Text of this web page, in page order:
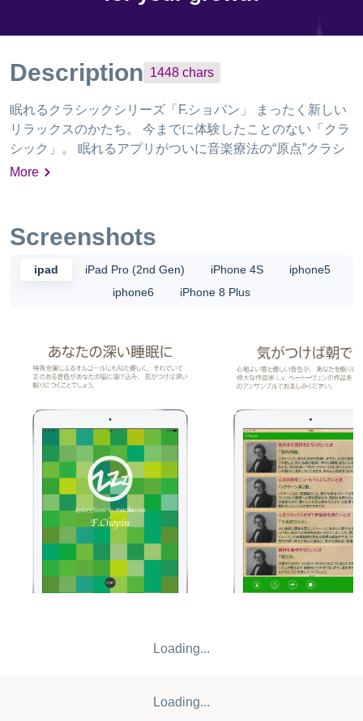
Description 1448 chars
眠れるクラシックシリーズ「F.ショパン」 まったく新しい
リラックスのかたち。 今までに体験したことのない「クラ
シック」。 眠れるアプリがついに音楽療法の“原点”クラシ
ック音楽と融合しました。 このアプリは、digiart,Inc.の開
----------------- （収録曲） --------------------------------------------------
--------- （１）別れの曲 （２）ノクターン第2番 （３）子犬
のワルツ （４）雨だれ （５）ノクターン第8番 （６）ノク
ターン第9番 （７）ワルツ第9番 （８）エオリアン・ハー
や心身に影響を及ぼす音に関するさまざまな技術を結集し
た「meditone Core Technology」をもとに、フランス音楽
療法の現場において効果が認められているクラシックの楽
効果を得られるトーンに再構築しています。 【音色】 世界
でもほんの僅かしか採掘されない希少な金属のなかから、
打ち鳴らした際に発生するα波が特に高いものを厳選して
作られた特殊な音板によって奏でられる音を採用してお
り、聴く人のココロとカラダに高い浸透率でしみこんでい
きます。 【速度】 主に神経への影響を考慮して調整が重ね
られています。研究の結果、そうしたトーンには自律神経
失調症やPMS（月経前症候群）などの諸症状の改善・緩和
に役立っているとの声が寄せられています。 【音響】 そう
して新たに生まれ変わったクラシックの楽曲に、「SLEEP
化させた「Harmonized Binaural Beat」を組み合わせるこ
得ることができます。 また、クラシック音楽には、さまざ
More
Screenshots
ipad iPad Pro (2nd Gen) iPhone 4S
iphone5
iphone6
iPhone 8 Plus
Loading...
Loading...